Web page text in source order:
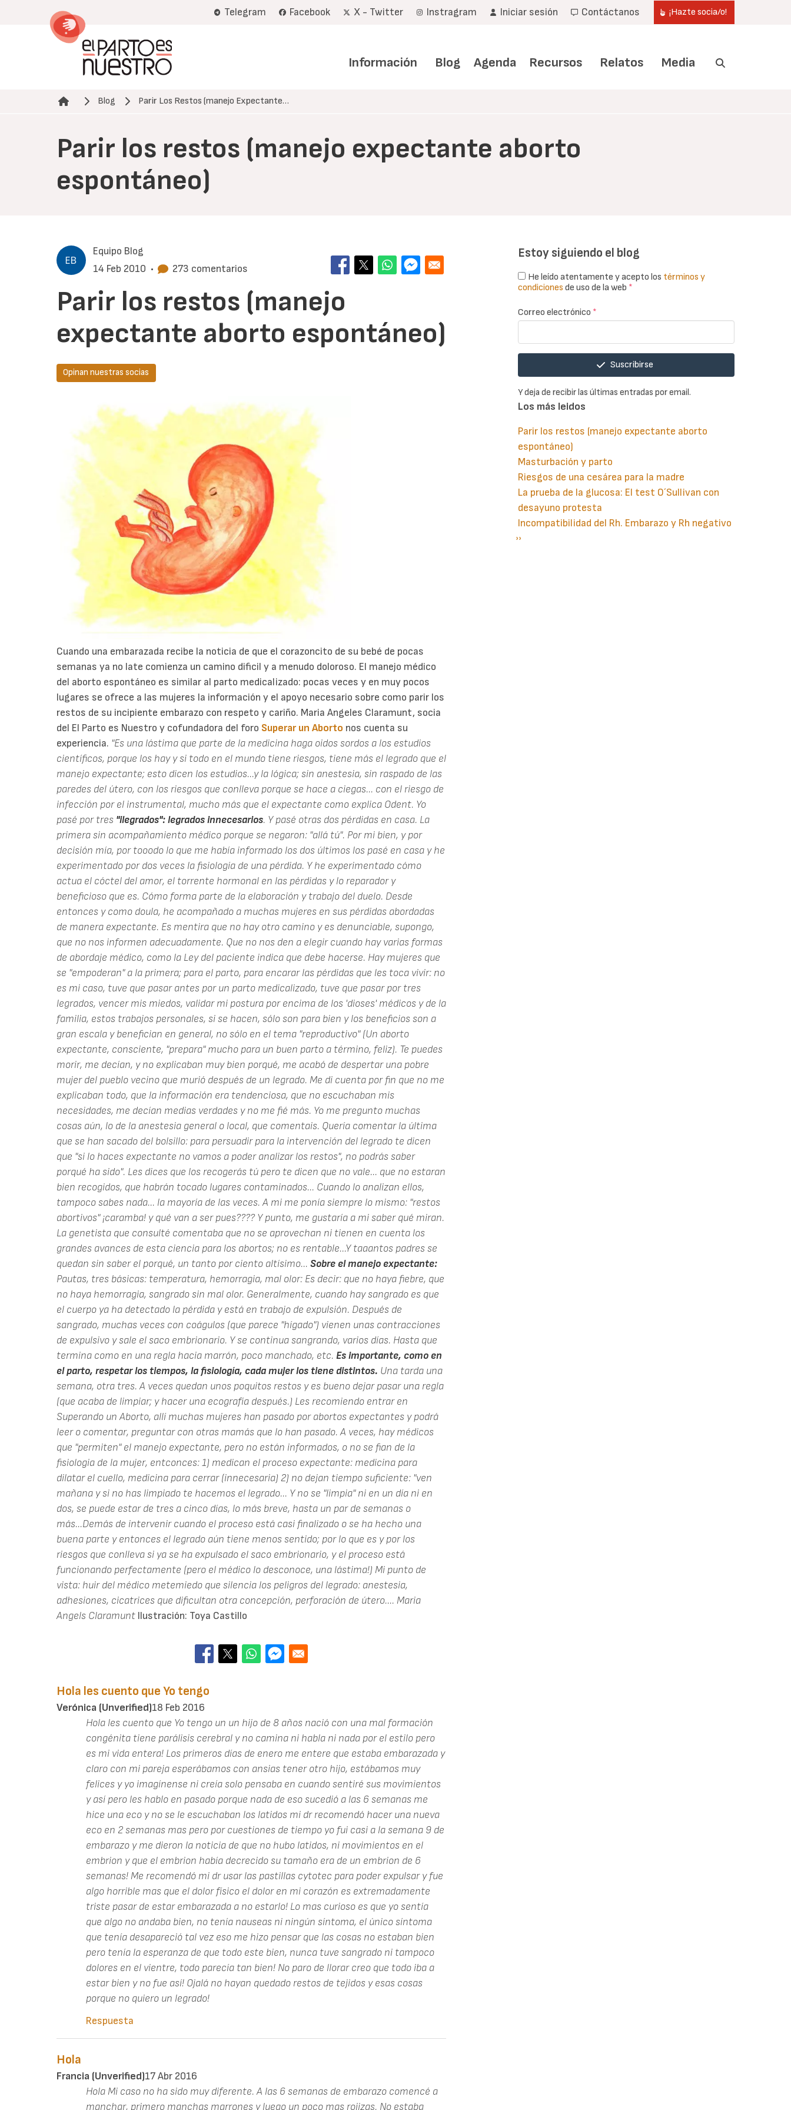
Telegram Facebook X - Twitter Instragram Iniciar sesión Contáctanos ¡Hazte socia/o!
Información Blog Agenda Recursos Relatos Media
Ruta de navegación
Blog Parir Los Restos (manejo Expectante…
Parir los restos (manejo expectante aborto
espontáneo)
Equipo Blog
14 Feb 2010 • 273 comentarios
Parir los restos (manejo
expectante aborto espontáneo)
Opinan nuestras socias
Cuando una embarazada recibe la noticia de que el corazoncito de su bebé de pocas
semanas ya no late comienza un camino dificil y a menudo doloroso. El manejo médico
del aborto espontáneo es similar al parto medicalizado: pocas veces y en muy pocos
lugares se ofrece a las mujeres la información y el apoyo necesario sobre como parir los
restos de su incipiente embarazo con respeto y cariño. Maria Angeles Claramunt, socia
del El Parto es Nuestro y cofundadora del foro Superar un Aborto nos cuenta su
experiencia. "Es una lástima que parte de la medicina haga oidos sordos a los estudios
científicos, porque los hay y si todo en el mundo tiene riesgos, tiene más el legrado que el
manejo expectante; esto dicen los estudios...y la lógica; sin anestesia, sin raspado de las
paredes del útero, con los riesgos que conlleva porque se hace a ciegas... con el riesgo de
infección por el instrumental, mucho más que el expectante como explica Odent. Yo
pasé por tres "ilegrados": legrados innecesarios. Y pasé otras dos pérdidas en casa. La
primera sin acompañamiento médico porque se negaron: "allá tú". Por mi bien, y por
decisión mía, por tooodo lo que me había informado los dos últimos los pasé en casa y he
experimentado por dos veces la fisiología de una pérdida. Y he experimentado cómo
actua el cóctel del amor, el torrente hormonal en las pérdidas y lo reparador y
beneficioso que es. Cómo forma parte de la elaboración y trabajo del duelo. Desde
entonces y como doula, he acompañado a muchas mujeres en sus pérdidas abordadas
de manera expectante. Es mentira que no hay otro camino y es denunciable, supongo,
que no nos informen adecuadamente. Que no nos den a elegir cuando hay varias formas
de abordaje médico, como la Ley del paciente indica que debe hacerse. Hay mujeres que
se "empoderan" a la primera; para el parto, para encarar las pérdidas que les toca vivir: no
es mi caso, tuve que pasar antes por un parto medicalizado, tuve que pasar por tres
legrados, vencer mis miedos, validar mi postura por encima de los 'dioses' médicos y de la
familia, estos trabajos personales, si se hacen, sólo son para bien y los beneficios son a
gran escala y benefician en general, no sólo en el tema "reproductivo" (Un aborto
expectante, consciente, "prepara" mucho para un buen parto a término, feliz). Te puedes
morir, me decían, y no explicaban muy bien porqué, me acabó de despertar una pobre
mujer del pueblo vecino que murió después de un legrado. Me di cuenta por fin que no me
explicaban todo, que la información era tendenciosa, que no escuchaban mis
necesidades, me decían medias verdades y no me fié más. Yo me pregunto muchas
cosas aún, lo de la anestesia general o local, que comentais. Quería comentar la última
que se han sacado del bolsillo: para persuadir para la intervención del legrado te dicen
que "si lo haces expectante no vamos a poder analizar los restos", no podrás saber
porqué ha sido". Les dices que los recogerás tú pero te dicen que no vale... que no estaran
bien recogidos, que habrán tocado lugares contaminados... Cuando lo analizan ellos,
tampoco sabes nada... la mayoría de las veces. A mi me ponía siempre lo mismo: "restos
abortivos" ¡caramba! y qué van a ser pues???? Y punto, me gustaría a mi saber qué miran.
La genetista que consulté comentaba que no se aprovechan ni tienen en cuenta los
grandes avances de esta ciencia para los abortos; no es rentable...Y taaantos padres se
quedan sin saber el porqué, un tanto por ciento altísimo... Sobre el manejo expectante:
Pautas, tres básicas: temperatura, hemorragia, mal olor: Es decir: que no haya fiebre, que
no haya hemorragia, sangrado sin mal olor. Generalmente, cuando hay sangrado es que
el cuerpo ya ha detectado la pérdida y está en trabajo de expulsión. Después de
sangrado, muchas veces con coágulos (que parece "hígado") vienen unas contracciones
de expulsivo y sale el saco embrionario. Y se continua sangrando, varios días. Hasta que
termina como en una regla hacia marrón, poco manchado, etc. Es importante, como en
el parto, respetar los tiempos, la fisiología, cada mujer los tiene distintos. Una tarda una
semana, otra tres. A veces quedan unos poquitos restos y es bueno dejar pasar una regla
(que acaba de limpiar; y hacer una ecografía después.) Les recomiendo entrar en
Superando un Aborto, allí muchas mujeres han pasado por abortos expectantes y podrá
leer o comentar, preguntar con otras mamás que lo han pasado. A veces, hay médicos
que "permiten" el manejo expectante, pero no están informados, o no se fian de la
fisiologia de la mujer, entconces: 1) medican el proceso expectante: medicina para
dilatar el cuello, medicina para cerrar (innecesaria) 2) no dejan tiempo suficiente: "ven
mañana y si no has limpiado te hacemos el legrado... Y no se "limpia" ni en un día ni en
dos, se puede estar de tres a cinco días, lo más breve, hasta un par de semanas o
más...Demás de intervenir cuando el proceso está casi finalizado o se ha hecho una
buena parte y entonces el legrado aún tiene menos sentido; por lo que es y por los
riesgos que conlleva si ya se ha expulsado el saco embrionario, y el proceso está
funcionando perfectamente (pero el médico lo desconoce, una lástima!) Mi punto de
vista: huir del médico metemiedo que silencia los peligros del legrado: anestesia,
adhesiones, cicatrices que dificultan otra concepción, perforación de útero.... Maria
Angels Claramunt Ilustración: Toya Castillo
Hola les cuento que Yo tengo
Verónica (unverified)18 Feb 2016
Hola les cuento que Yo tengo un un hijo de 8 años nació con una mal formación
congénita tiene parálisis cerebral y no camina ni habla ni nada por el estilo pero
es mi vida entera! Los primeros días de enero me entere que estaba embarazada y
claro con mi pareja esperábamos con ansias tener otro hijo, estábamos muy
felices y yo imagínense ni creía solo pensaba en cuando sentiré sus movimientos
y así pero les hablo en pasado porque nada de eso sucedió a las 6 semanas me
hice una eco y no se le escuchaban los latidos mi dr recomendó hacer una nueva
eco en 2 semanas mas pero por cuestiones de tiempo yo fui casi a la semana 9 de
embarazo y me dieron la noticia de que no hubo latidos, ni movimientos en el
embrion y que el embrion había decrecido su tamaño era de un embrion de 6
semanas! Me recomendó mi dr usar las pastillas cytotec para poder expulsar y fue
algo horrible mas que el dolor físico el dolor en mi corazón es extremadamente
triste pasar de estar embarazada a no estarlo! Lo mas curioso es que yo sentía
que algo no andaba bien, no tenía nauseas ni ningún síntoma, el único síntoma
que tenía desapareció tal vez eso me hizo pensar que las cosas no estaban bien
pero tenía la esperanza de que todo este bien, nunca tuve sangrado ni tampoco
dolores en el vientre, todo parecía tan bien! No paro de llorar creo que todo iba a
estar bien y no fue así! Ojalá no hayan quedado restos de tejidos y esas cosas
porque no quiero un legrado!
Respuesta
Hola
Francia (unverified)17 Abr 2016
Hola Mi caso no ha sido muy diferente. A las 6 semanas de embarazo comencé a
manchar, primero manchas marrones y luego un poco mas rojizas. No estaba
Estoy siguiendo el blog
He leído atentamente y acepto los términos y
condiciones de uso de la web *
Correo electrónico *
Suscribirse
Y deja de recibir las últimas entradas por email.
Los más leidos
Parir los restos (manejo expectante aborto
espontáneo)
Masturbación y parto
Riesgos de una cesárea para la madre
La prueba de la glucosa: El test O´Sullivan con
desayuno protesta
Incompatibilidad del Rh. Embarazo y Rh negativo
Paginación
Siguiente
››